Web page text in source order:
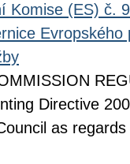
Komise (ES) č.
Directive
as